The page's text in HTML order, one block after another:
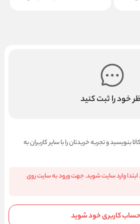
خود را ثبت کنید
بنویسید و تجربه خریدتان را با سایر کاربران به
وارد سایت شوید. جهت ورود به سایت روی
حساب کاربری خود شوید